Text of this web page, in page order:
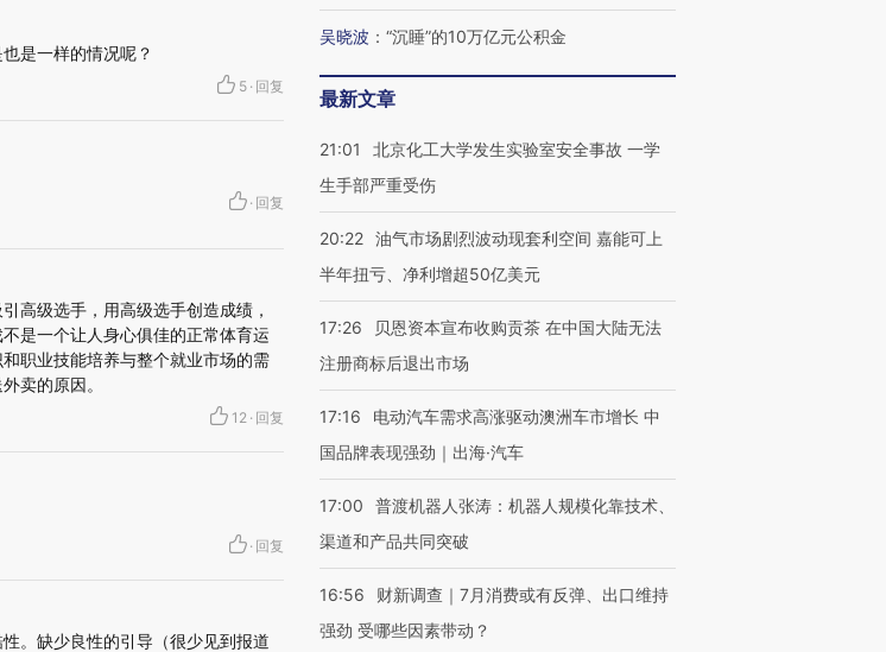
是一样的情况呢？
5 · 回复
· 回复
高级选手，用高级选手创造成绩，
是一个让人身心俱佳的正常体育运
职业技能培养与整个就业市场的需
卖的原因。
12 · 回复
· 回复
。缺少良性的引导（很少见到报道
吴晓波 ： “沉睡”的10万亿元公积金
最新文章
21:01
北京化工大学发生实验室安全事故 一学
生手部严重受伤
20:22 油气市场剧烈波动现套利空间 嘉能可上
半年扭亏、净利增超50亿美元
17:26
贝恩资本宣布收购贡茶 在中国大陆无法
注册商标后退出市场
17:16
电动汽车需求高涨驱动澳洲车市增长 中
国品牌表现强劲｜出海·汽车
17:00
普渡机器人张涛：机器人规模化靠技术、
渠道和产品共同突破
16:56
财新调查｜7月消费或有反弹、出口维持
强劲 受哪些因素带动？